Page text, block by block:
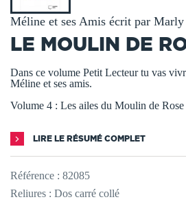
Méline et ses Amis écrit par Marly
LE MOULIN DE
Dans ce volume Petit Lecteur tu vas
Méline et ses amis.
Volume 4 : Les ailes du Moulin de
LIRE LE RÉSUMÉ COMPLET
Référence : 82085
Reliures : Dos carré collé